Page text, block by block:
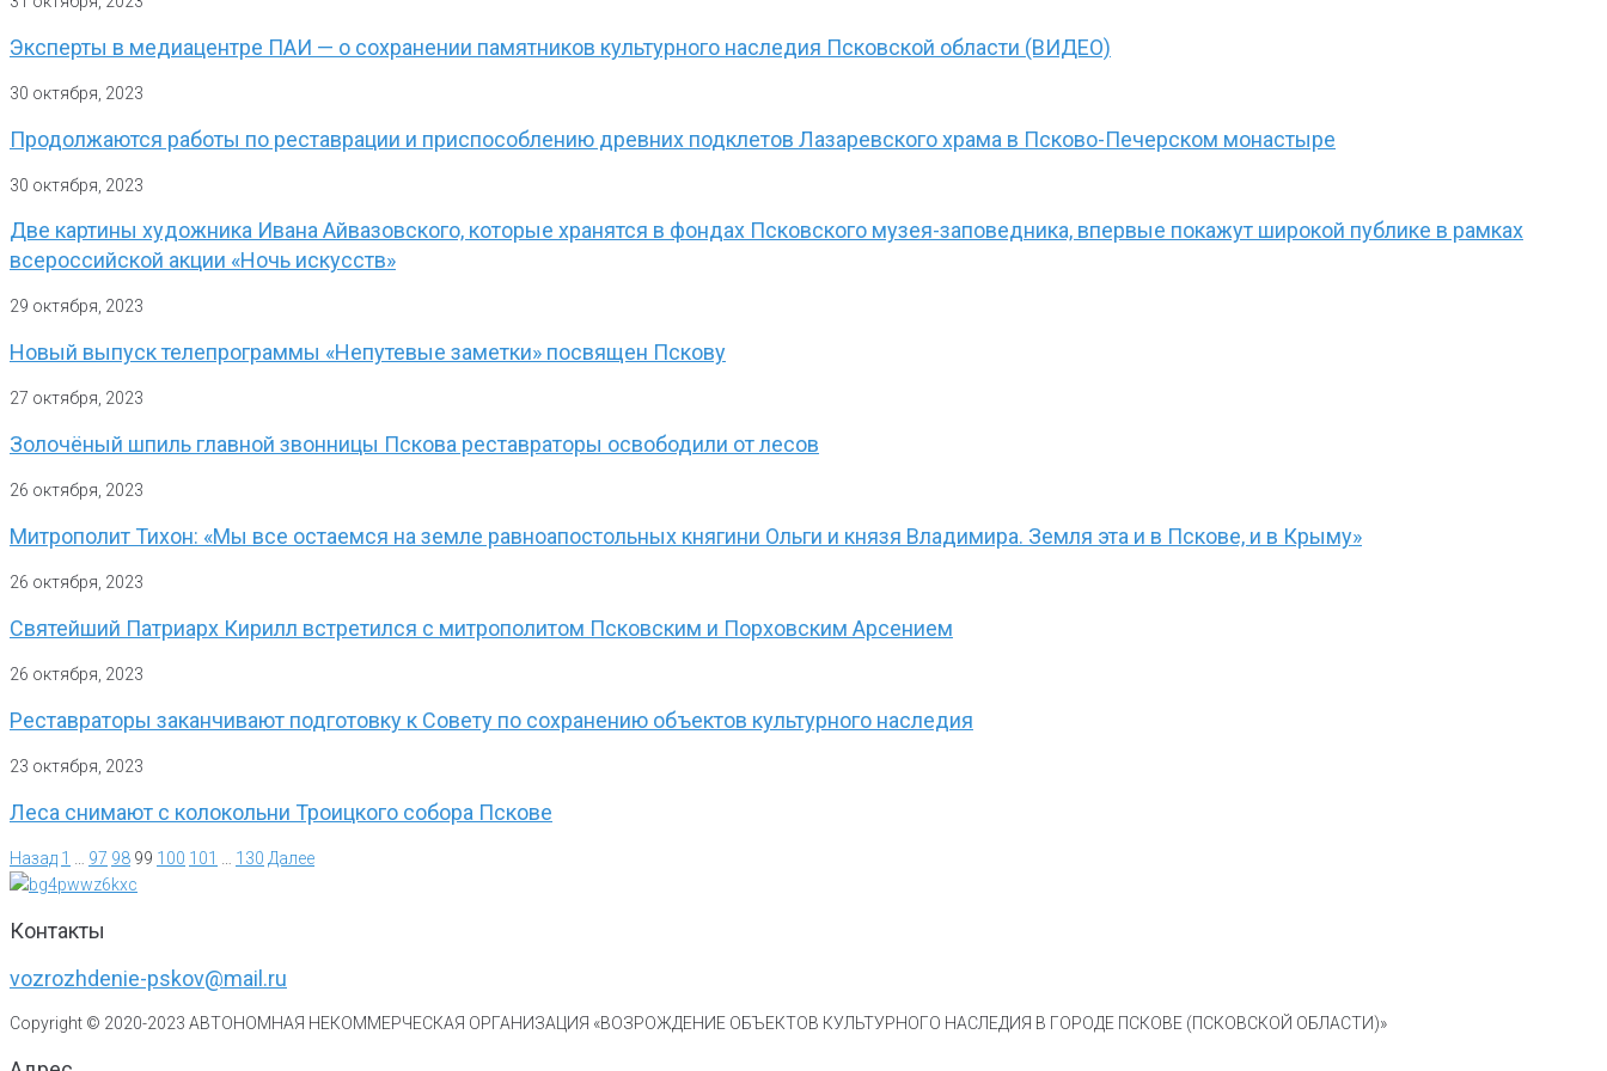
Эксперты в медиацентре ПАИ — о сохранении памятников культурного наследия Псковской области (ВИДЕО)
30 октября, 2023
Продолжаются работы по реставрации и приспособлению древних подклетов Лазаревского храма в Псково-Печерском монастыре
30 октября, 2023
Две картины художника Ивана Айвазовского, которые хранятся в фондах Псковского музея-заповедника, впервые покажут широкой публике в рамках
всероссийской акции «Ночь искусств»
29 октября, 2023
Новый выпуск телепрограммы «Непутевые заметки» посвящен Пскову
27 октября, 2023
Золочёный шпиль главной звонницы Пскова реставраторы освободили от лесов
26 октября, 2023
Митрополит Тихон: «Мы все остаемся на земле равноапостольных княгини Ольги и князя Владимира. Земля эта и в Пскове, и в Крыму»
26 октября, 2023
Святейший Патриарх Кирилл встретился с митрополитом Псковским и Порховским Арсением
26 октября, 2023
Реставраторы заканчивают подготовку к Совету по сохранению объектов культурного наследия
23 октября, 2023
Леса снимают с колокольни Троицкого собора Пскове
Назад 1 97 98 99 100 101 130 Далее
Контакты
vozrozhdenie-pskov@mail.ru
Copyright © 2020-2023 АВТОНОМНАЯ НЕКОММЕРЧЕСКАЯ ОРГАНИЗАЦИЯ «ВОЗРОЖДЕНИЕ ОБЪЕКТОВ КУЛЬТУРНОГО НАСЛЕДИЯ В ГОРОДЕ ПСКОВЕ (ПСКОВСКОЙ ОБЛАСТИ)»